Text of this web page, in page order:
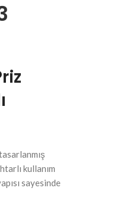
kullanım
sayesinde